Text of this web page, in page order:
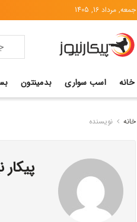
جمعه, مرداد 16, 1405
خانه اسب سواری بدمینتون
خانه نویسنده
پیکار